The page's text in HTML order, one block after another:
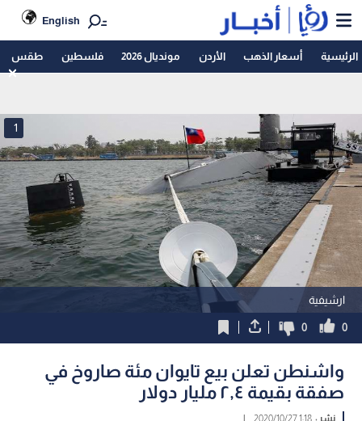
English
الرئيسية أسعار الذهب الأردن مونديال 2026 فلسطين طقس
ارشيفية
1
0
0
واشنطن تعلن بيع تايوان مئة صاروخ في
صفقة بقيمة ٢,٤ مليار دولار
نشر :1:18 2020/10/27
|